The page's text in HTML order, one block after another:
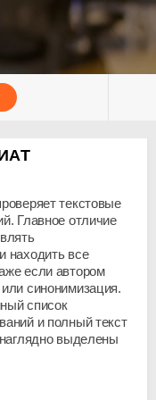
текстовые
Главное отличие
находить все
если автором
синонимизация.
список
и полный текст
выделены